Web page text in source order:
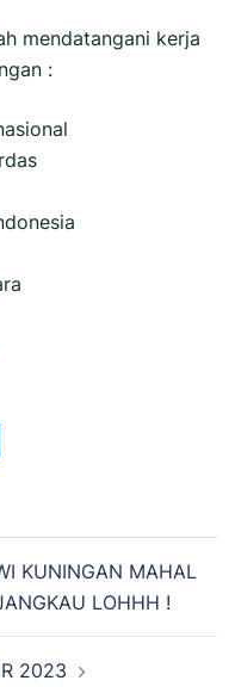
mendatangani kerja
:
KUNINGAN MAHAL
LOHHH !
2023